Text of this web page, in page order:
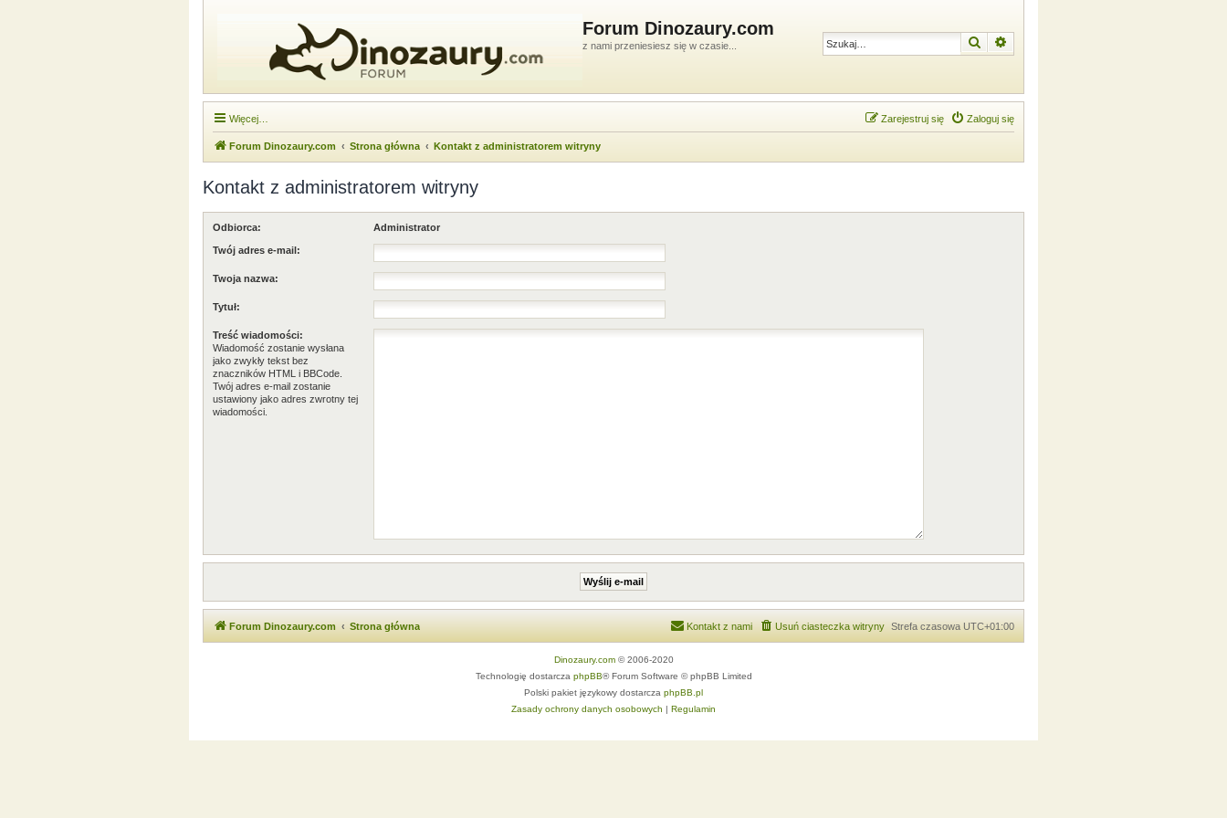
Forum Dinozaury.com
z nami przeniesiesz się w czasie... Szukaj
Więcej… Zaloguj się
Zarejestruj się
Forum Dinozaury.com Strona główna Kontakt z administratorem witryny
Kontakt z administratorem witryny
Odbiorca: Administrator
Twój adres e-mail:
Twoja nazwa:
Tytuł:
Treść wiadomości:
Wiadomość zostanie wysłana
jako zwykły tekst bez
znaczników HTML i BBCode.
Twój adres e-mail zostanie
ustawiony jako adres zwrotny tej
wiadomości.
Forum Dinozaury.com Strona główna Strefa czasowa UTC+01:00
Usuń ciasteczka witryny
Kontakt z nami
Dinozaury.com© 2006-2020
Technologię dostarcza phpBB® Forum Software © phpBB Limited
Polski pakiet językowy dostarcza phpBB.pl
Zasady ochrony danych osobowych | Regulamin